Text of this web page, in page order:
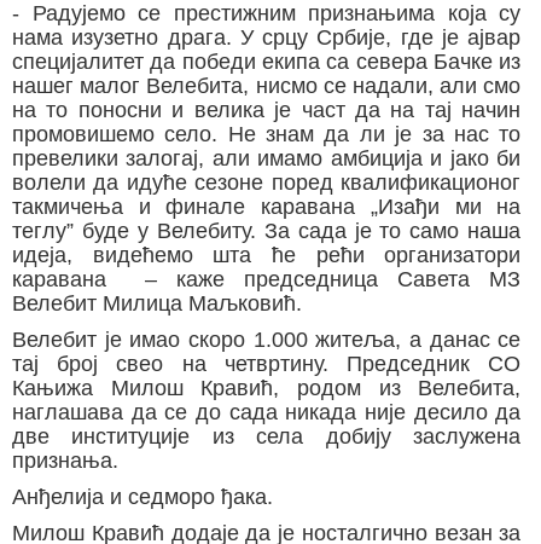
- Радујемо се престижним признањима која су
нама изузетно драга. У срцу Србије, где је ајвар
специјалитет да победи екипа са севера Бачке из
нашег малог Велебита, нисмо се надали, али смо
на то поносни и велика је част да на тај начин
промовишемо село. Не знам да ли је за нас то
превелики залогај, али имамо амбиција и јако би
волели да идуће сезоне поред квалификационог
такмичења и финале каравана „Изађи ми на
теглу” буде у Велебиту. За сада је то само наша
идеја, видећемо шта ће рећи организатори
каравана – каже председница Савета МЗ
Велебит Милица Маљковић.
Велебит је имао скоро 1.000 житеља, а данас се
тај број свео на четвртину. Председник СО
Кањижа Милош Кравић, родом из Велебита,
наглашава да се до сада никада није десило да
две институције из села добију заслужена
признања.
Анђелија и седморо ђака.
Милош Кравић додаје да је носталгично везан за